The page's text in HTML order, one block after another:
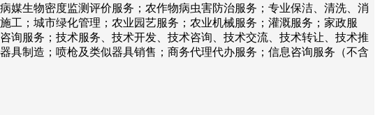
媒生物密度监测评价服务；农作物病虫害防治服务；专业保洁、清洗、消
工；城市绿化管理；农业园艺服务；农业机械服务；灌溉服务；家政服
询服务；技术服务、技术开发、技术咨询、技术交流、技术转让、技术推
具制造；喷枪及类似器具销售；商务代理代办服务；信息咨询服务（不含